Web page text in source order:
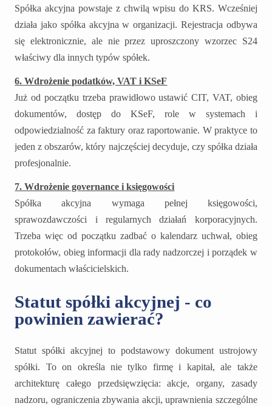
Spółka akcyjna powstaje z chwilą wpisu do KRS. Wcześniej
działa jako spółka akcyjna w organizacji. Rejestracja odbywa
się elektronicznie, ale nie przez uproszczony wzorzec S24
właściwy dla innych typów spółek.
6. Wdrożenie podatków, VAT i KSeF
Już od początku trzeba prawidłowo ustawić CIT, VAT, obieg
dokumentów, dostęp do KSeF, role w systemach i
odpowiedzialność za faktury oraz raportowanie. W praktyce to
jeden z obszarów, który najczęściej decyduje, czy spółka działa
profesjonalnie.
7. Wdrożenie governance i księgowości
Spółka akcyjna wymaga pełnej księgowości,
sprawozdawczości i regularnych działań korporacyjnych.
Trzeba więc od początku zadbać o kalendarz uchwał, obieg
protokołów, obieg informacji dla rady nadzorczej i porządek w
dokumentach właścicielskich.
Statut spółki akcyjnej - co
powinien zawierać?
Statut spółki akcyjnej to podstawowy dokument ustrojowy
spółki. To on określa nie tylko firmę i kapitał, ale także
architekturę całego przedsięwzięcia: akcje, organy, zasady
nadzoru, ograniczenia zbywania akcji, uprawnienia szczególne